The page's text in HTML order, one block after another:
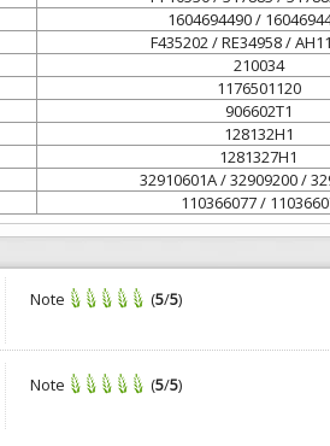
1604694490 /
F435202 / RE34958 /
210034
1176501120
906602T1
128132H1
1281327H1
32910601A / 32909200 /
110366077 /
Note (5/5)
Note (5/5)